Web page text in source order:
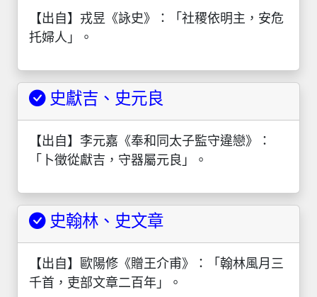
【出自】戎昱《詠史》：「社稷依明主，安危
托婦人」。
史獻吉、史元良
【出自】李元嘉《奉和同太子監守違戀》：
「卜徵從獻吉，守器屬元良」。
史翰林、史文章
【出自】歐陽修《贈王介甫》：「翰林風月三
千首，吏部文章二百年」。